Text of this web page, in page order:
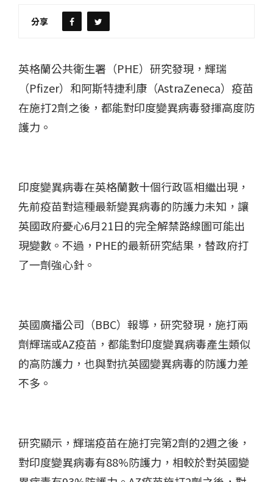
分享
英格蘭公共衛生署（PHE）研究發現，輝瑞
（Pfizer）和阿斯特捷利康（AstraZeneca）疫苗
在施打2劑之後，都能對印度變異病毒發揮高度防
護力。
印度變異病毒在英格蘭數十個行政區相繼出現，
先前疫苗對這種最新變異病毒的防護力未知，讓
英國政府憂心6月21日的完全解禁路線圖可能出
現變數。不過，PHE的最新研究結果，替政府打
了一劑強心針。
英國廣播公司（BBC）報導，研究發現，施打兩
劑輝瑞或AZ疫苗，都能對印度變異病毒產生類似
的高防護力，也與對抗英國變異病毒的防護力差
不多。
研究顯示，輝瑞疫苗在施打完第2劑的2週之後，
對印度變異病毒有88%防護力，相較於對英國變